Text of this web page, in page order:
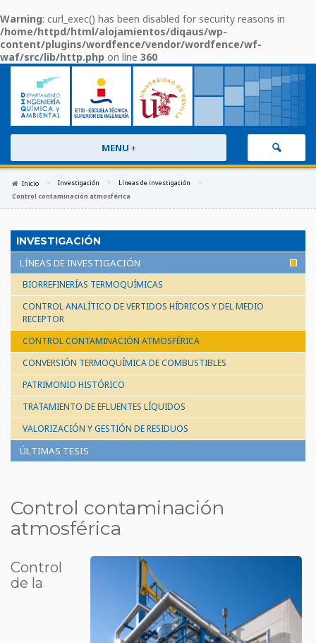
Warning: curl_exec() has been disabled for security reasons in
/home/httpd/html/alojamientos/diqaus/wp-
content/plugins/wordfence/vendor/wordfence/wf-
waf/src/lib/http.php on line 360
MENU +
Inicio > Investigación > Líneas de investigación >
Control contaminación atmosférica
INVESTIGACIÓN
LÍNEAS DE INVESTIGACIÓN
BIORREFINERÍAS TERMOQUÍMICAS
CONTROL ANALÍTICO DE VERTIDOS HÍDRICOS Y DEL MEDIO
RECEPTOR
CONTROL CONTAMINACIÓN ATMOSFÉRICA
CONVERSIÓN TERMOQUÍMICA DE COMBUSTIBLES
PATRIMONIO HISTÓRICO
TRATAMIENTO DE EFLUENTES LÍQUIDOS
VALORIZACIÓN Y GESTIÓN DE RESIDUOS
ÚLTIMAS TESIS
Control contaminación
atmosférica
Control
de la